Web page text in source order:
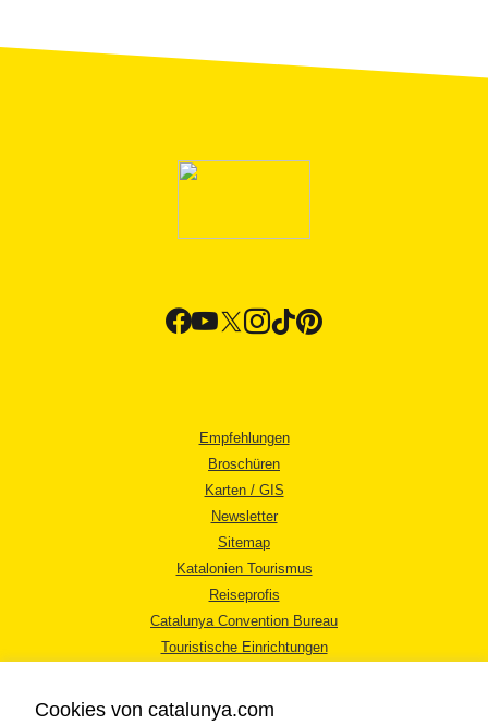
Empfehlungen
Broschüren
Karten / GIS
Newsletter
Sitemap
Katalonien Tourismus
Reiseprofis
Catalunya Convention Bureau
Touristische Einrichtungen
Cookies von catalunya.com